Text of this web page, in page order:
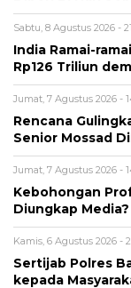
Sabtu, 8 Agustus 2026 -
India Ramai-
Rp126 Triliun
Jumat, 7 Agustus 2026 -
Rencana
Senior Mossad
Jumat, 7 Agustus 2026 -
Kebohongan
Diungkap
Kamis, 6 Agustus 2026 -
Sertijab Polres
kepada